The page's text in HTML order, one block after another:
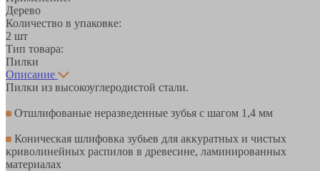
Дерево
Количество в упаковке:
2 шт
Тип товара:
Пилки
Описание
Пилки из высокоуглеродистой стали.
Отшлифованые неразведенные зубья с шагом 1,4 мм
Коническая шлифовка зубьев для аккуратных и чистых
криволинейных распилов в древесине, ламинированных
материалах